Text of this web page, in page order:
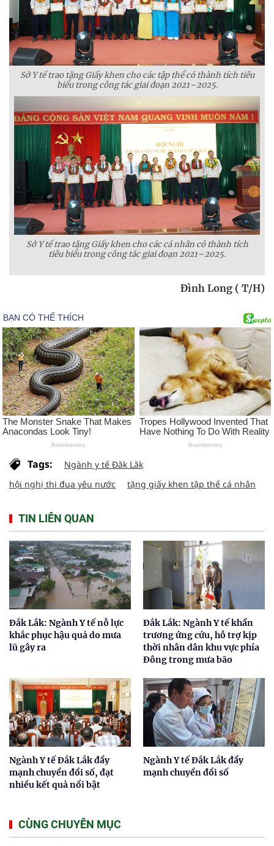
Sở Y tế trao tặng Giấy khen cho các tập thể có thành tích tiêu
biểu trong công tác giai đoạn 2021–2025.
Sở Y tế trao tặng Giấy khen cho các cá nhân có thành tích
tiêu biểu trong công tác giai đoạn 2021–2025.
Đình Long ( T/H)
Tags:
Ngành y tế Đăk Lăk
hội nghị thi đua yêu nước
tặng giấy khen tập thể cá nhân
TIN LIÊN QUAN
Đắk Lắk: Ngành Y tế nỗ lực
khắc phục hậu quả do mưa
lũ gây ra
Đắk Lắk: Ngành Y tế khẩn
trương ứng cứu, hỗ trợ kịp
thời nhân dân khu vực phía
Đông trong mưa bão
Ngành Y tế Đắk Lắk đẩy
mạnh chuyển đổi số, đạt
nhiều kết quả nổi bật
Ngành Y tế Đắk Lắk đẩy
mạnh chuyển đổi số
CÙNG CHUYÊN MỤC